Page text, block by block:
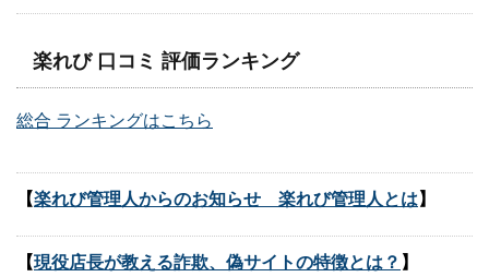
楽れび 口コミ 評価ランキング
総合 ランキングはこちら
【楽れび管理人からのお知らせ 楽れび管理人とは 】
【現役店長が教える詐欺、偽サイトの特徴とは？ 】